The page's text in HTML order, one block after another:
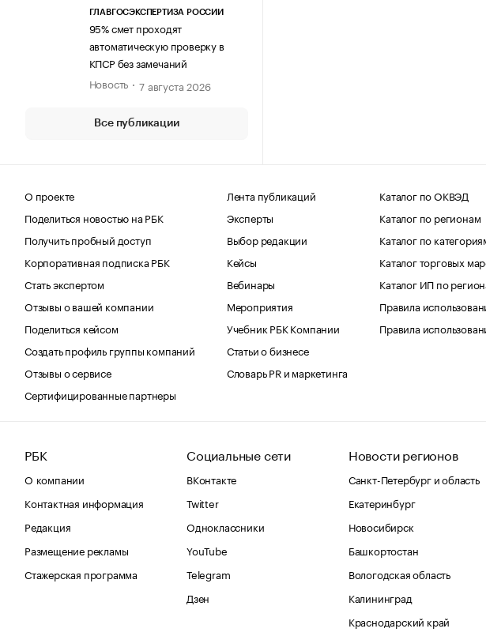
ГЛАВГОСЭКСПЕРТИЗА РОССИИ
95% смет проходят
автоматическую проверку в
КПСР без замечаний
Новость
7 августа 2026
Все публикации
О проекте
Поделиться новостью на РБК
Получить пробный доступ
Корпоративная подписка РБК
Стать экспертом
Отзывы о вашей компании
Поделиться кейсом
Создать профиль группы компаний
Отзывы о сервисе
Сертифицированные партнеры
Лента публикаций
Эксперты
Выбор редакции
Кейсы
Вебинары
Мероприятия
Учебник РБК Компании
Статьи о бизнесе
Словарь PR и маркетинга
Каталог по ОКВЭД
Каталог по регионам
Каталог по
Каталог торговых
Каталог ИП по
Правила
Правила
РБК
О компании
Контактная информация
Редакция
Размещение рекламы
Стажерская программа
Социальные сети
ВКонтакте
Twitter
Одноклассники
YouTube
Telegram
Дзен
Новости регионов
Санкт-Петербург и область
Екатеринбург
Новосибирск
Башкортостан
Вологодская область
Калининград
Краснодарский край